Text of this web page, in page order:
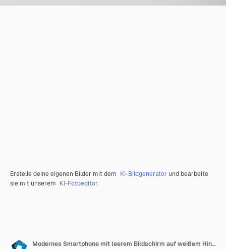
Erstelle deine eigenen Bilder mit dem KI-Bildgenerator und bearbeite
sie mit unserem KI-Fotoeditor.
Modernes Smartphone mit leerem Bildschirm auf weißem Hintergrund